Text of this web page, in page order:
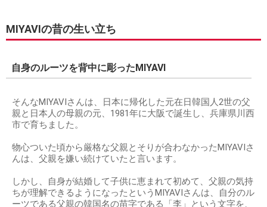
MIYAVIの昔の生い立ち
自身のルーツを背中に彫ったMIYAVI
そんなMIYAVIさんは、日本に帰化した元在日韓国人2世の父
親と日本人の母親の元、1981年に大阪で誕生し、兵庫県川西
市で育ちました。
物心ついた頃から厳格な父親とそりが合わなかったMIYAVIさ
んは、父親を嫌い続けていたと言います。
しかし、自身が結婚して子供に恵まれて初めて、父親の気持
ちが理解できるようになったというMIYAVIさんは、自分のル
ーツである父親の韓国名の苗字である「李」という文字を、